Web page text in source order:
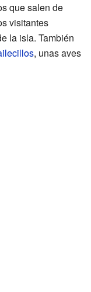
que salen de
visitantes
la isla. También
, unas aves